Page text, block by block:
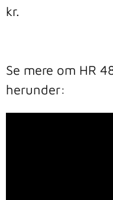
kr.
Se mere om HR